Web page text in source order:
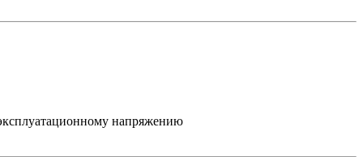
напряжению